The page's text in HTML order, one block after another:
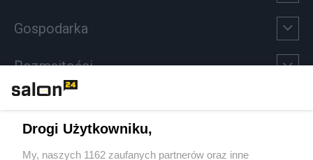
Gospodarka
Rozmaitości
Sport
Drogi Użytkowniku,
My, naszych 1162 zaufanych partnerów oraz inne